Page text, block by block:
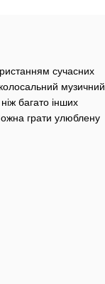
сучасних
музичний
багато інших
грати улюблену